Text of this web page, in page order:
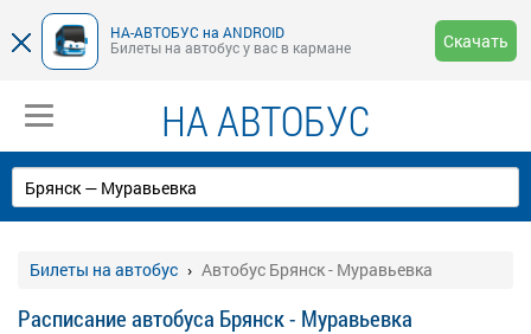
НА-АВТОБУС на ANDROID
Билеты на автобус у вас в кармане
Скачать
НА АВТОБУС
Билеты на автобус Автобус Брянск - Муравьевка
Расписание автобуса Брянск - Муравьевка